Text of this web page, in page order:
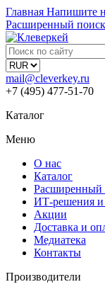
Главная Напишите
Расширенный поиск
mail@cleverkey.ru
+7 (495) 477-51-70
Каталог
Меню
О нас
Каталог
Расширенный
ИТ-решения и
Акции
Доставка и
Медиатека
Контакты
Производители